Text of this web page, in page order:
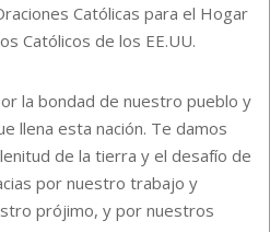
Católicas para el Hogar
Católicos de los EE.UU.
la bondad de nuestro pueblo y
llena esta nación. Te damos
de la tierra y el desafío de
por nuestro trabajo y
prójimo, y por nuestros